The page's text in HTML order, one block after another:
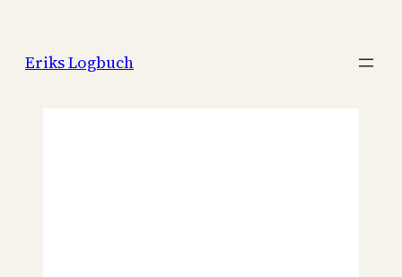
springen
Eriks Logbuch